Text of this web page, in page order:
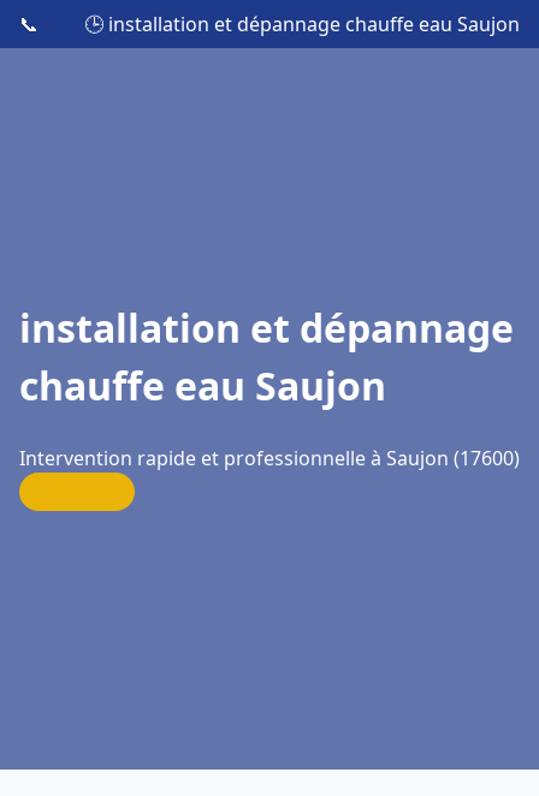
📞 🕒 installation et dépannage chauffe eau Saujon
installation et dépannage
chauffe eau Saujon
Intervention rapide et professionnelle à Saujon (17600)